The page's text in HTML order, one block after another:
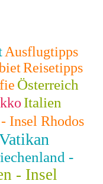
Ausflugtipps
Reisetipps
Österreich
Italien
Insel Rhodos
-
- Insel